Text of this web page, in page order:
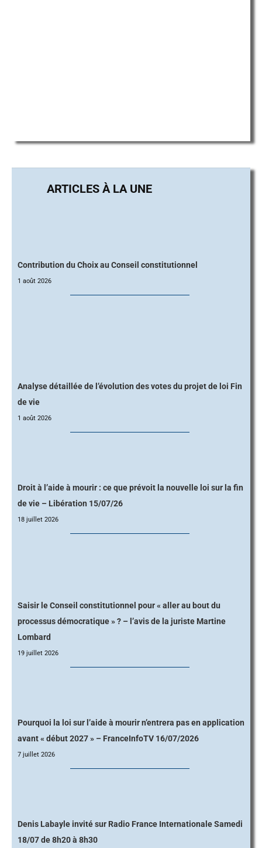
Contribution du Choix au Conseil constitutionnel
1 août 2026
Analyse détaillée de l’évolution des votes du projet de loi Fin
de vie
1 août 2026
Droit à l’aide à mourir : ce que prévoit la nouvelle loi sur la fin
de vie – Libération 15/07/26
18 juillet 2026
Saisir le Conseil constitutionnel pour « aller au bout du
processus démocratique » ? – l’avis de la juriste Martine
Lombard
19 juillet 2026
Pourquoi la loi sur l’aide à mourir n’entrera pas en application
avant « début 2027 » – FranceInfoTV 16/07/2026
7 juillet 2026
Denis Labayle invité sur Radio France Internationale Samedi
18/07 de 8h20 à 8h30